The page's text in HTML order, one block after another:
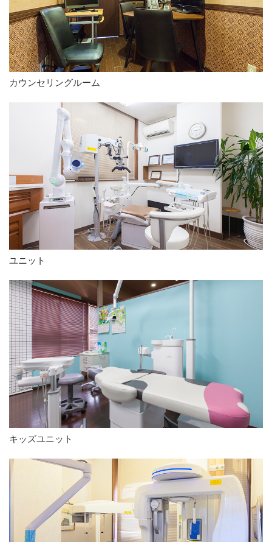
カウンセリングルーム
ユニット
キッズユニット